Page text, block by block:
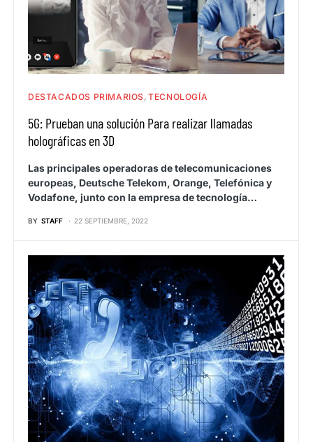
DESTACADOS PRIMARIOS TECNOLOGÍA
5G: Prueban una solución Para realizar llamadas
holográficas en 3D
Las principales operadoras de telecomunicaciones
europeas, Deutsche Telekom, Orange, Telefónica y
Vodafone, junto con la empresa de tecnología…
BY STAFF 22 SEPTIEMBRE, 2022